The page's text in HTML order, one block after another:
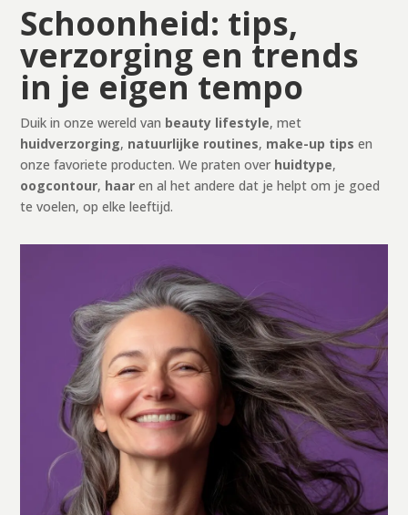
Schoonheid: tips,
verzorging en trends
in je eigen tempo
Duik in onze wereld van beauty lifestyle, met
huidverzorging, natuurlijke routines, make-up tips en
onze favoriete producten. We praten over huidtype,
oogcontour, haar en al het andere dat je helpt om je goed
te voelen, op elke leeftijd.